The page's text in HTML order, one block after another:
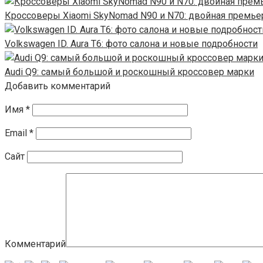
Кроссоверы Xiaomi SkyNomad N90 и N70: двойная
Volkswagen ID. Aura T6: фото салона и новые подробности
Audi Q9: самый большой и роскошный кроссовер марки
Добавить комментарий
Имя *
Email *
Сайт
Комментарий